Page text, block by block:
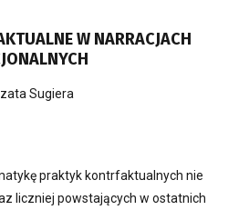
W NARRACJACH
Sugiera
praktyk kontrfaktualnych nie
liczniej powstających w ostatnich